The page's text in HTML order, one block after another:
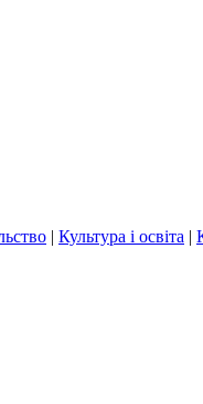
| Культура і освіта |